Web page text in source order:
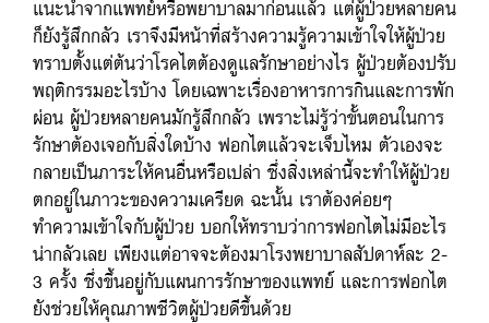
แนะนำจากแพทย์หรือพยาบาลมาก่อนแล้ว แต่ผู้ป่วยหลายคน
ก็ยังรู้สึกกลัว เราจึงมีหน้าที่สร้างความรู้ความเข้าใจให้ผู้ป่วย
ทราบตั้งแต่ต้นว่าโรคไตต้องดูแลรักษาอย่างไร ผู้ป่วยต้องปรับ
พฤติกรรมอะไรบ้าง โดยเฉพาะเรื่องอาหารการกินและการพัก
ผ่อน ผู้ป่วยหลายคนมักรู้สึกกลัว เพราะไม่รู้ว่าขั้นตอนในการ
รักษาต้องเจอกับสิ่งใดบ้าง ฟอกไตแล้วจะเจ็บไหม ตัวเองจะ
กลายเป็นภาระให้คนอื่นหรือเปล่า ซึ่งสิ่งเหล่านี้จะทำให้ผู้ป่วย
ตกอยู่ในภาวะของความเครียด ฉะนั้น เราต้องค่อยๆ
ทำความเข้าใจกับผู้ป่วย บอกให้ทราบว่าการฟอกไตไม่มีอะไร
น่ากลัวเลย เพียงแต่อาจจะต้องมาโรงพยาบาลสัปดาห์ละ 2-
3 ครั้ง ซึ่งขึ้นอยู่กับแผนการรักษาของแพทย์ และการฟอกไต
ยังช่วยให้คุณภาพชีวิตผู้ป่วยดีขึ้นด้วย